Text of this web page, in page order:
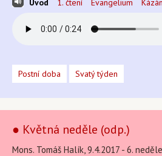
Úvod 1. čtení Evangelium
Postní doba Svatý týden
● Květná neděle (odp.)
Mons. Tomáš Halík, 9.4.2017 - 6.